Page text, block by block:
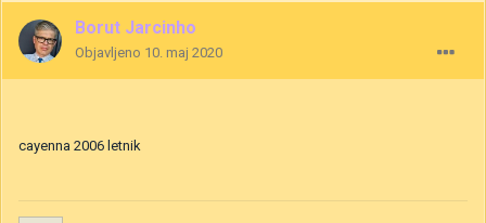
Borut Jarcinho
Objavljeno 10. maj 2020
cayenna 2006 letnik